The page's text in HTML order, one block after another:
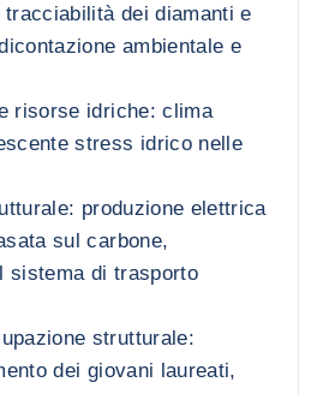
tracciabilità dei diamanti e
ambientale e
risorse idriche: clima
stress idrico nelle
produzione elettrica
sul carbone,
sistema di trasporto
strutturale:
dei giovani laureati,